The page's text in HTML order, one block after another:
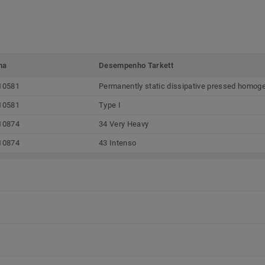
Desempenho Tarkett
Permanently static dissipative pressed
Type I
34 Very Heavy
43 Intenso